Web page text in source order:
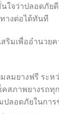
ใจว่าปลอดภัย
างต่อได้ทันที
สริมเพื่ออำนวย
มลมยางฟรี ระ
สภาพยางรถทุ
ปลอดภัยในกา